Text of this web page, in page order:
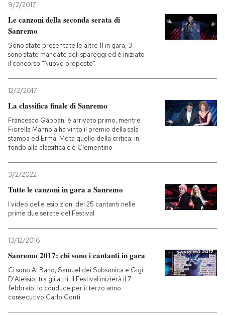
9/2/2017
Le canzoni della seconda serata di
Sanremo
Sono state presentate le altre 11 in gara, 3
sono state mandate agli spareggi ed è iniziato
il concorso "Nuove proposte"
12/2/2017
La classifica finale di Sanremo
Francesco Gabbani è arrivato primo, mentre
Fiorella Mannoia ha vinto il premio della sala
stampa ed Ermal Meta quello della critica: in
fondo alla classifica c'è Clementino
3/2/2022
Tutte le canzoni in gara a Sanremo
I video delle esibizioni dei 25 cantanti nelle
prime due serate del Festival
13/12/2016
Sanremo 2017: chi sono i cantanti in gara
Ci sono Al Bano, Samuel dei Subsonica e Gigi
D'Alessio, tra gli altri: il Festival inizierà il 7
febbraio, lo conduce per il terzo anno
consecutivo Carlo Conti